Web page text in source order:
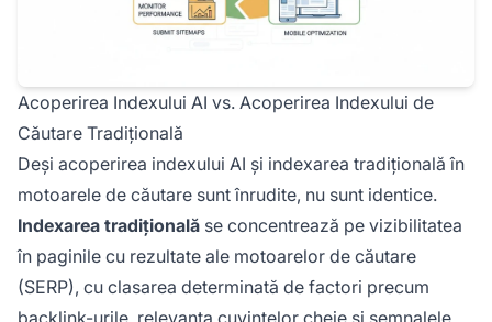
Acoperirea Indexului AI vs. Acoperirea Indexului de
Căutare Tradițională
Deși acoperirea indexului AI și indexarea tradițională în
motoarele de căutare sunt înrudite, nu sunt identice.
Indexarea tradițională se concentrează pe vizibilitatea
în paginile cu rezultate ale motoarelor de căutare
(SERP), cu clasarea determinată de factori precum
backlink-urile, relevanța cuvintelor cheie și semnalele